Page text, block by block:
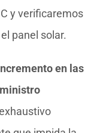
y verificaremos
panel solar.
en las